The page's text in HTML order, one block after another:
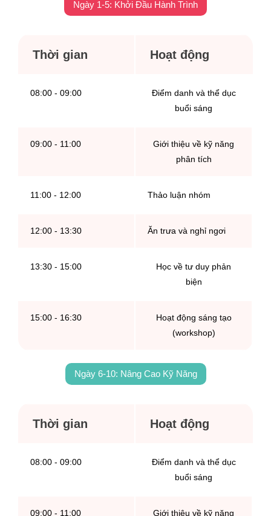
Ngày 1-5: Khởi Đầu Hành Trình
Thời gian Hoạt động
08:00 - 09:00
Điểm danh và thể dục
buổi sáng
09:00 - 11:00
Giới thiệu về kỹ năng
phân tích
11:00 - 12:00 Thảo luận nhóm
12:00 - 13:30 Ăn trưa và nghỉ ngơi
13:30 - 15:00
Học về tư duy phản
biện
15:00 - 16:30
Hoạt động sáng tạo
(workshop)
Ngày 6-10: Nâng Cao Kỹ Năng
Thời gian Hoạt động
08:00 - 09:00
Điểm danh và thể dục
buổi sáng
09:00 - 11:00 Giới thiệu về kỹ năng